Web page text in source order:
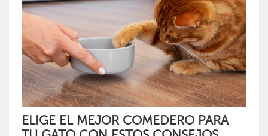
ELIGE EL MEJOR COMEDERO PARA